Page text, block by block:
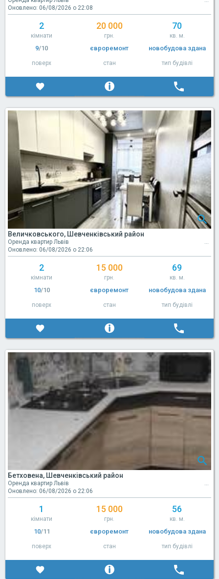
Оновлено: 06/08/2026 о 22:08
2
кімнати
20 000
грн.
70
кв. м.
9/10
поверх
євроремонт
стан
новобудова здана
тип будівлі
Величковського, Шевченківський район
Оренда квартир Львів
Оновлено: 06/08/2026 о 22:06
2
кімнати
15 000
грн.
69
кв. м.
10/10
поверх
євроремонт
стан
новобудова здана
тип будівлі
Бетховена, Шевченківський район
Оренда квартир Львів
Оновлено: 06/08/2026 о 22:06
1
кімнати
15 000
грн.
56
кв. м.
10/11
поверх
євроремонт
стан
новобудова здана
тип будівлі